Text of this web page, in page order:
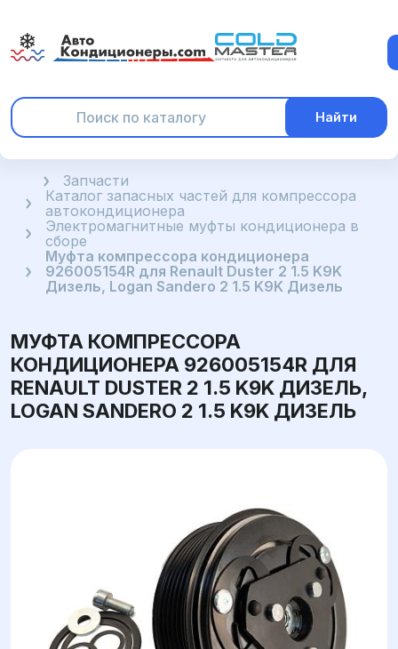
Найти
ГлавнаяЗапчасти
Каталог запасных частей для компрессора
автокондиционера
Электромагнитные муфты кондиционера в
сборе
Муфта компрессора кондиционера
926005154R для Renault Duster 2 1.5 K9K
Дизель, Logan Sandero 2 1.5 K9K Дизель
МУФТА КОМПРЕССОРА
КОНДИЦИОНЕРА 926005154R ДЛЯ
RENAULT DUSTER 2 1.5 K9K ДИЗЕЛЬ,
LOGAN SANDERO 2 1.5 K9K ДИЗЕЛЬ